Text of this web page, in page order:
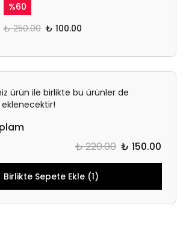
%60
₺ 250.00 ₺ 100.00
ürün ile birlikte bu ürünler de
₺ 220.00 ₺ 150.00
Birlikte Sepete Ekle (1)